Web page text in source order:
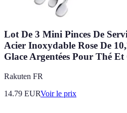
Lot De 3 Mini Pinces De
Acier Inoxydable Rose De
Glace Argentées Pour Thé
Rakuten FR
14.79 EURVoir le prix